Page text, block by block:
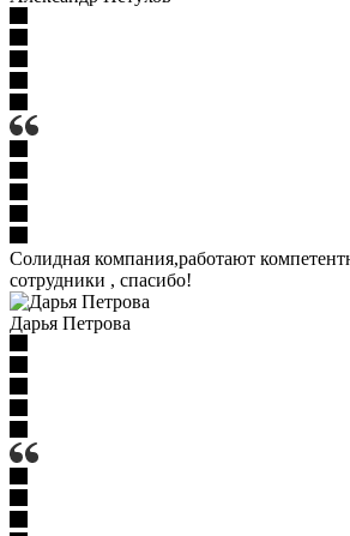
Солидная компания,работают
сотрудники , спасибо!
Дарья Петрова